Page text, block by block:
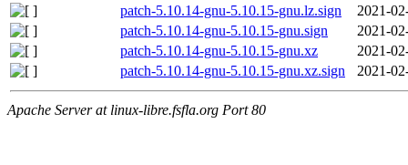
patch-5.10.14-gnu-5.10.15-gnu.lz.sign
2021-
patch-5.10.14-gnu-5.10.15-gnu.sign
2021-
patch-5.10.14-gnu-5.10.15-gnu.xz
2021-
patch-5.10.14-gnu-5.10.15-gnu.xz.sign
2021-
Apache Server at linux-libre.fsfla.org Port 80